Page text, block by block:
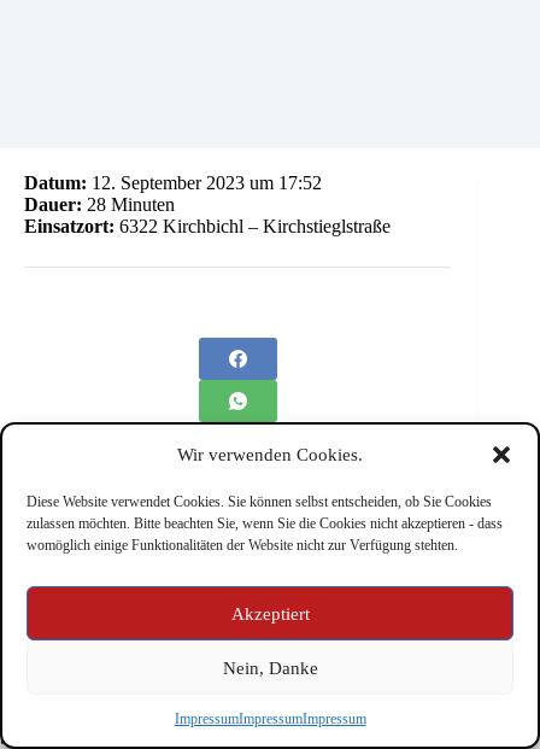
Wir verwenden Cookies.
Diese Website verwendet Cookies. Sie können selbst entscheiden, ob Sie Cookies
zulassen möchten. Bitte beachten Sie, wenn Sie die Cookies nicht akzeptieren - dass
womöglich einige Funktionalitäten der Website nicht zur Verfügung stehten.
Akzeptiert
Nein, Danke
ImpressumImpressumImpressum
Datum: 12. September 2023 um 17:52
Dauer: 28 Minuten
Einsatzort: 6322 Kirchbichl – Kirchstieglstraße
Copyright © Feuerwehr Kirchbichl 2026 - WordPress Theme
by